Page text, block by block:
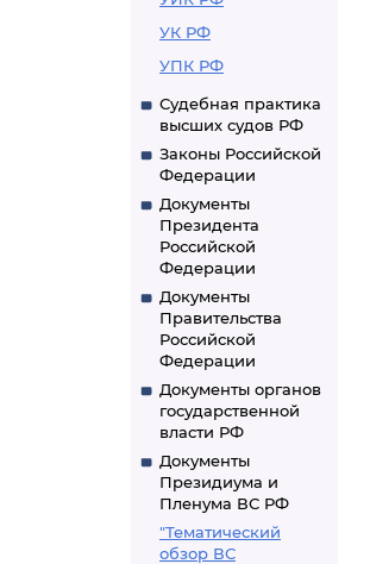
УК РФ
УПК РФ
Судебная практика
высших судов РФ
Законы Российской
Федерации
Документы
Президента
Российской
Федерации
Документы
Правительства
Российской
Федерации
Документы органов
государственной
власти РФ
Документы
Президиума и
Пленума ВС РФ
"Тематический
обзор ВС